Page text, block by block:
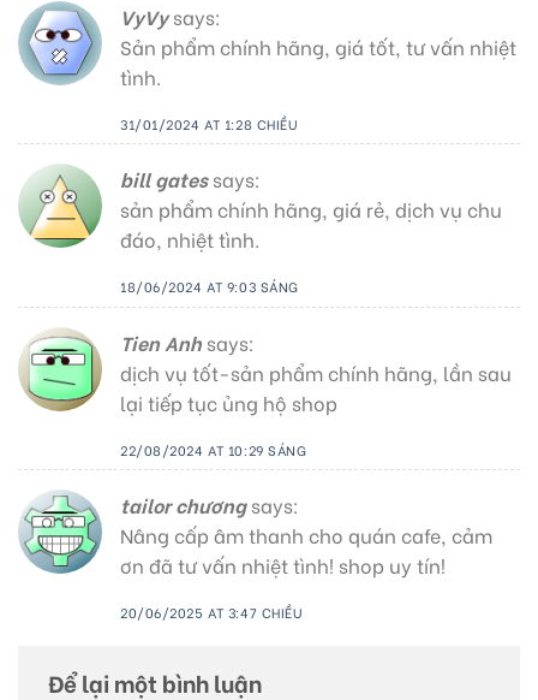
VyVy says:
Sản phẩm chính hãng, giá tốt, tư vấn nhiệt
tình.
31/01/2024 AT 1:28 CHIỀU
bill gates says:
sản phẩm chính hãng, giá rẻ, dịch vụ chu
đáo, nhiệt tình.
18/06/2024 AT 9:03 SÁNG
Tien Anh says:
dịch vụ tốt-sản phẩm chính hãng, lần sau
lại tiếp tục ủng hộ shop
22/08/2024 AT 10:29 SÁNG
tailor chương says:
Nâng cấp âm thanh cho quán cafe, cảm
ơn đã tư vấn nhiệt tình! shop uy tín!
20/06/2025 AT 3:47 CHIỀU
Để lại một bình luận